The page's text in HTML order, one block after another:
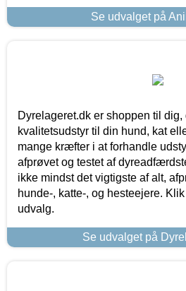
Se udvalget på
Dyrelageret.dk er shoppen til dig,
kvalitetsudstyr til din hund, kat
mange kræfter i at forhandle
afprøvet og testet af
ikke mindst det vigtigste af alt,
hunde-, katte-, og hesteejere.
udvalg.
Se udvalget på